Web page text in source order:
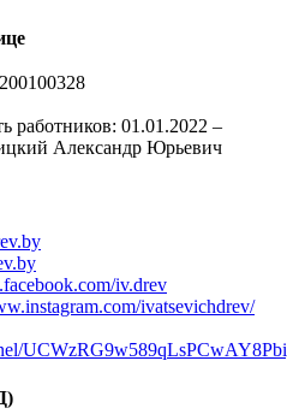
работников: 01.01.2022 –
Александр Юрьевич
iv.drev
ivatsevichdrev/